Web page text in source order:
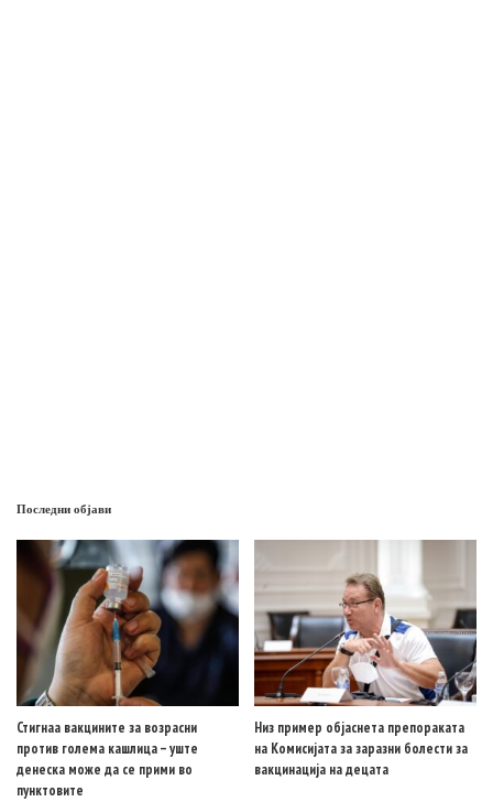
Последни објави
Стигнаа вакцините за возрасни
против голема кашлица – уште
денеска може да се прими во
пунктовите
Низ пример објаснета препораката
на Комисијата за заразни болести за
вакцинација на децата